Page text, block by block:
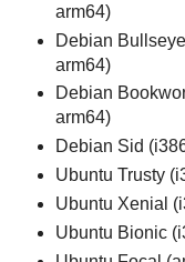
arm64)
Debian
arm64)
Debian
arm64)
Debian Sid
Ubuntu Trusty
Ubuntu Xenial
Ubuntu Bionic